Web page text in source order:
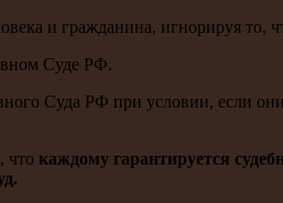
и гражданина, игнорируя то,
Суде РФ.
Суда РФ при условии, если они
что каждому гарантируется